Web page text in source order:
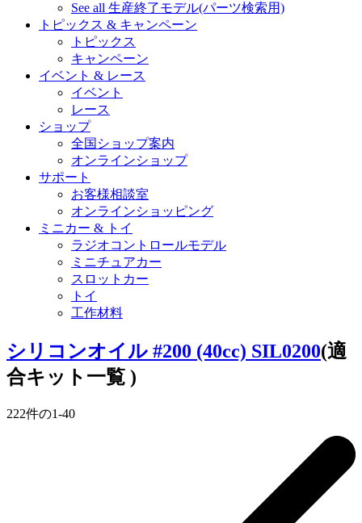
See all 生産終了モデル(パーツ検索用)
トピックス & キャンペーン
トピックス
キャンペーン
イベント & レース
イベント
レース
ショップ
全国ショップ案内
オンラインショップ
サポート
お客様相談室
オンラインショッピング
ミニカー & トイ
ラジオコントロールモデル
ミニチュアカー
スロットカー
トイ
工作材料
シリコンオイル #200 (40cc) SIL0200(適
合キット一覧 )
222件の1-40